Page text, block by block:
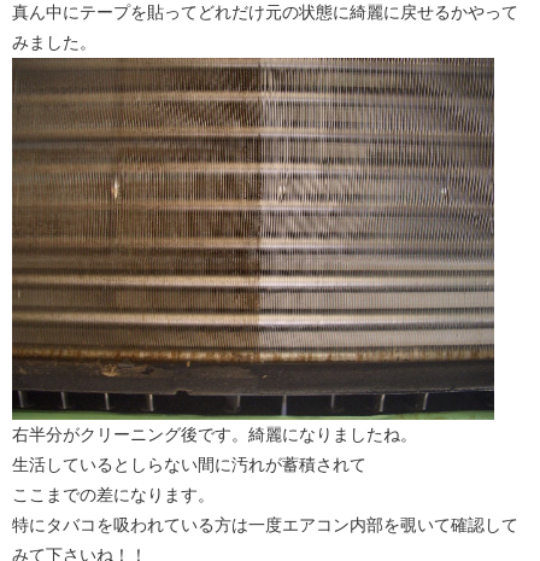
真ん中にテープを貼ってどれだけ元の状態に綺麗に戻せるかやって
みました。
右半分がクリーニング後です。綺麗になりましたね。
生活しているとしらない間に汚れが蓄積されて
ここまでの差になります。
特にタバコを吸われている方は一度エアコン内部を覗いて確認して
みて下さいね！！